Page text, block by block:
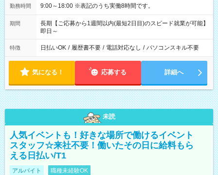
勤務時間 9:00～18:00 ※表記のうち実働8時間です。
期間
長期【ご応募から1週間以内(最短2日目)のスピード就業が可能】
即日～
特徴 日払いOK / 履歴書不要 / 電話対応なし / パソコンスキル不要
気になる！ 応募する 詳細へ
未読
人気イベントも！好きな場所で働けるイベント
スタッフ☆来社不要！働いたその日に給料もら
える日払い/T1
アルバイト 職種未経験OK